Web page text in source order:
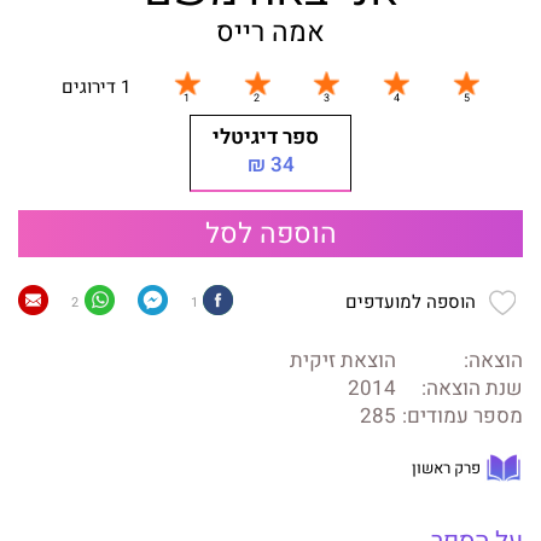
אמה רייס
1 דירוגים
ספר דיגיטלי
34 ₪
הוספה לסל
הוספה למועדפים 1
2
הוצאה:
הוצאת זיקית
שנת הוצאה:
2014
מספר עמודים: 285
פרק ראשון